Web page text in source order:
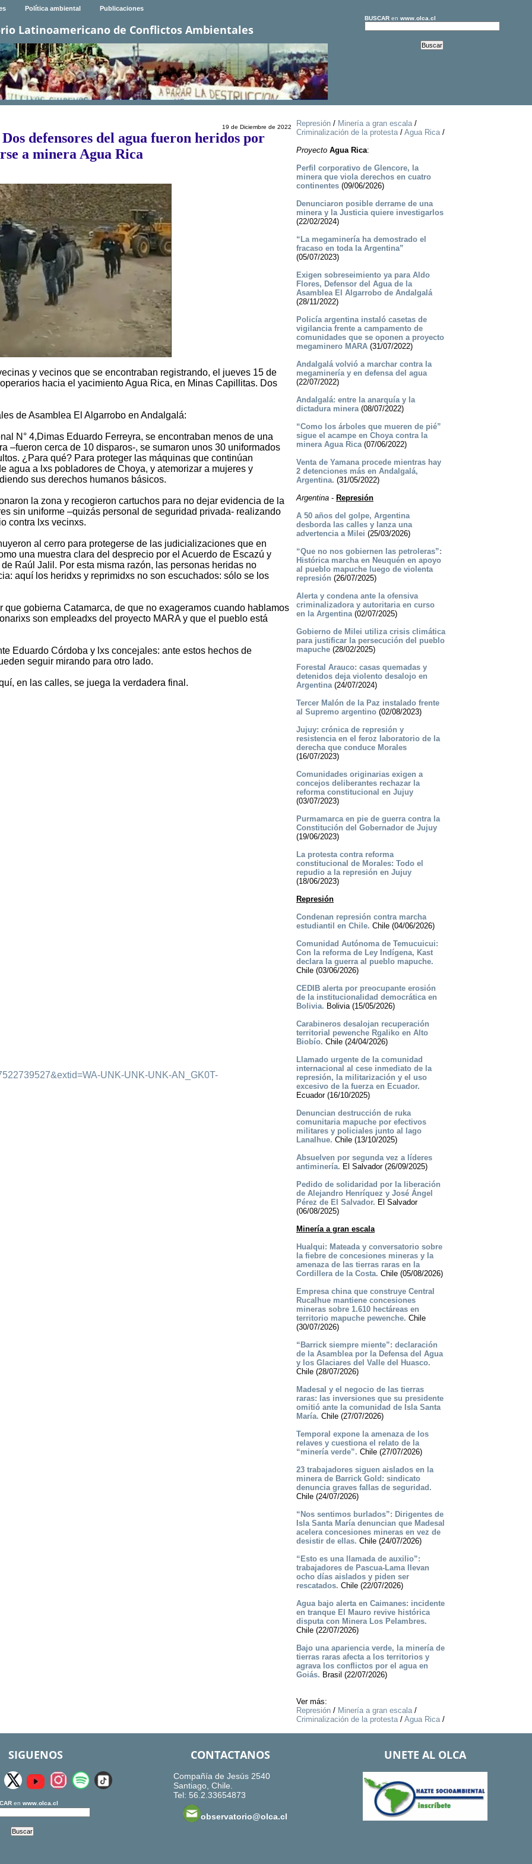
Política ambiental Publicaciones
Latinoamericano de Conflictos Ambientales
BUSCARen www.olca.cl
19 de Diciembre de 2022
defensores del agua fueron heridos por
a minera Agua Rica
y vecinos que se encontraban registrando, el jueves 15 de
hacia el yacimiento Agua Rica, en Minas Capillitas. Dos
de Asamblea El Algarrobo en Andalgalá:
N° 4,Dimas Eduardo Ferreyra, se encontraban menos de una
–fueron cerca de 10 disparos-, se sumaron unos 30 uniformados
¿Para qué? Para proteger las máquinas que continúan
agua a lxs pobladores de Choya, y atemorizar a mujeres y
sus derechos humanos básicos.
la zona y recogieron cartuchos para no dejar evidencia de la
sin uniforme –quizás personal de seguridad privada- realizando
contra lxs vecinxs.
al cerro para protegerse de las judicializaciones que en
una muestra clara del desprecio por el Acuerdo de Escazú y
Raúl Jalil. Por esta misma razón, las personas heridas no
aquí los heridxs y reprimidxs no son escuchados: sólo se los
que gobierna Catamarca, de que no exageramos cuando hablamos
son empleadxs del proyecto MARA y que el pueblo está
Eduardo Córdoba y lxs concejales: ante estos hechos de
seguir mirando para otro lado.
en las calles, se juega la verdadera final.
UNK-UNK-UNK-AN_GK0T-
Represión/ Minería a gran escala/
Criminalización de la protesta/ Agua Rica/
Proyecto Agua Rica:
Perfil corporativo de Glencore, la
minera que viola derechos en cuatro
continentes(09/06/2026)
Denunciaron posible derrame de una
minera y la Justicia quiere investigarlos
(22/02/2024)
“La megaminería ha demostrado el
fracaso en toda la Argentina”
(05/07/2023)
Exigen sobreseimiento ya para Aldo
Flores, Defensor del Agua de la
Asamblea El Algarrobo de Andalgalá
(28/11/2022)
Policía argentina instaló casetas de
vigilancia frente a campamento de
comunidades que se oponen a proyecto
megaminero MARA(31/07/2022)
Andalgalá volvió a marchar contra la
megaminería y en defensa del agua
(22/07/2022)
Andalgalá: entre la anarquía y la
dictadura minera(08/07/2022)
“Como los árboles que mueren de pié”
sigue el acampe en Choya contra la
minera Agua Rica(07/06/2022)
Venta de Yamana procede mientras hay
2 detenciones más en Andalgalá,
Argentina. (31/05/2022)
Argentina- Represión
A 50 años del golpe, Argentina
desborda las calles y lanza una
advertencia a Milei (25/03/2026)
“Que no nos gobiernen las petroleras”:
Histórica marcha en Neuquén en apoyo
al pueblo mapuche luego de violenta
represión (26/07/2025)
Alerta y condena ante la ofensiva
criminalizadora y autoritaria en curso
en la Argentina(02/07/2025)
Gobierno de Milei utiliza crisis climática
para justificar la persecución del pueblo
mapuche(28/02/2025)
Forestal Arauco: casas quemadas y
detenidos deja violento desalojo en
Argentina(24/07/2024)
Tercer Malón de la Paz instalado frente
al Supremo argentino(02/08/2023)
Jujuy: crónica de represión y
resistencia en el feroz laboratorio de la
derecha que conduce Morales
(16/07/2023)
Comunidades originarias exigen a
concejos deliberantes rechazar la
reforma constitucional en Jujuy
(03/07/2023)
Purmamarca en pie de guerra contra la
Constitución del Gobernador de Jujuy
(19/06/2023)
La protesta contra reforma
constitucional de Morales: Todo el
repudio a la represión en Jujuy
(18/06/2023)
Represión
Condenan represión contra marcha
estudiantil en Chile. Chile (04/06/2026)
Comunidad Autónoma de Temucuicui:
Con la reforma de Ley Indígena, Kast
declara la guerra al pueblo mapuche.
Chile (03/06/2026)
CEDIB alerta por preocupante erosión
de la institucionalidad democrática en
Bolivia. Bolivia (15/05/2026)
Carabineros desalojan recuperación
territorial pewenche Rgaliko en Alto
Biobío. Chile (24/04/2026)
Llamado urgente de la comunidad
internacional al cese inmediato de la
represión, la militarización y el uso
excesivo de la fuerza en Ecuador.
Ecuador (16/10/2025)
Denuncian destrucción de ruka
comunitaria mapuche por efectivos
militares y policiales junto al lago
Lanalhue. Chile (13/10/2025)
Absuelven por segunda vez a líderes
antiminería. El Salvador (26/09/2025)
Pedido de solidaridad por la liberación
de Alejandro Henríquez y José Ángel
Pérez de El Salvador. El Salvador
(06/08/2025)
Minería a gran escala
Hualqui: Mateada y conversatorio sobre
la fiebre de concesiones mineras y la
amenaza de las tierras raras en la
Cordillera de la Costa. Chile (05/08/2026)
Empresa china que construye Central
Rucalhue mantiene concesiones
mineras sobre 1.610 hectáreas en
territorio mapuche pewenche. Chile
(30/07/2026)
“Barrick siempre miente”: declaración
de la Asamblea por la Defensa del Agua
y los Glaciares del Valle del Huasco.
Chile (28/07/2026)
Madesal y el negocio de las tierras
raras: las inversiones que su presidente
omitió ante la comunidad de Isla Santa
María. Chile (27/07/2026)
Temporal expone la amenaza de los
relaves y cuestiona el relato de la
“minería verde”. Chile (27/07/2026)
23 trabajadores siguen aislados en la
minera de Barrick Gold: sindicato
denuncia graves fallas de seguridad.
Chile (24/07/2026)
“Nos sentimos burlados”: Dirigentes de
Isla Santa María denuncian que Madesal
acelera concesiones mineras en vez de
desistir de ellas. Chile (24/07/2026)
“Esto es una llamada de auxilio”:
trabajadores de Pascua-Lama llevan
ocho días aislados y piden ser
rescatados. Chile (22/07/2026)
Agua bajo alerta en Caimanes: incidente
en tranque El Mauro revive histórica
disputa con Minera Los Pelambres.
Chile (22/07/2026)
Bajo una apariencia verde, la minería de
tierras raras afecta a los territorios y
agrava los conflictos por el agua en
Goiás. Brasil (22/07/2026)
Ver más:
Represión/ Minería a gran escala/
Criminalización de la protesta/ Agua Rica/
SIGUENOS
en www.olca.cl
CONTACTANOS
Compañía de Jesús 2540
Santiago, Chile.
Tel: 56.2.33654873
observatorio@olca.cl
UNETE AL OLCA